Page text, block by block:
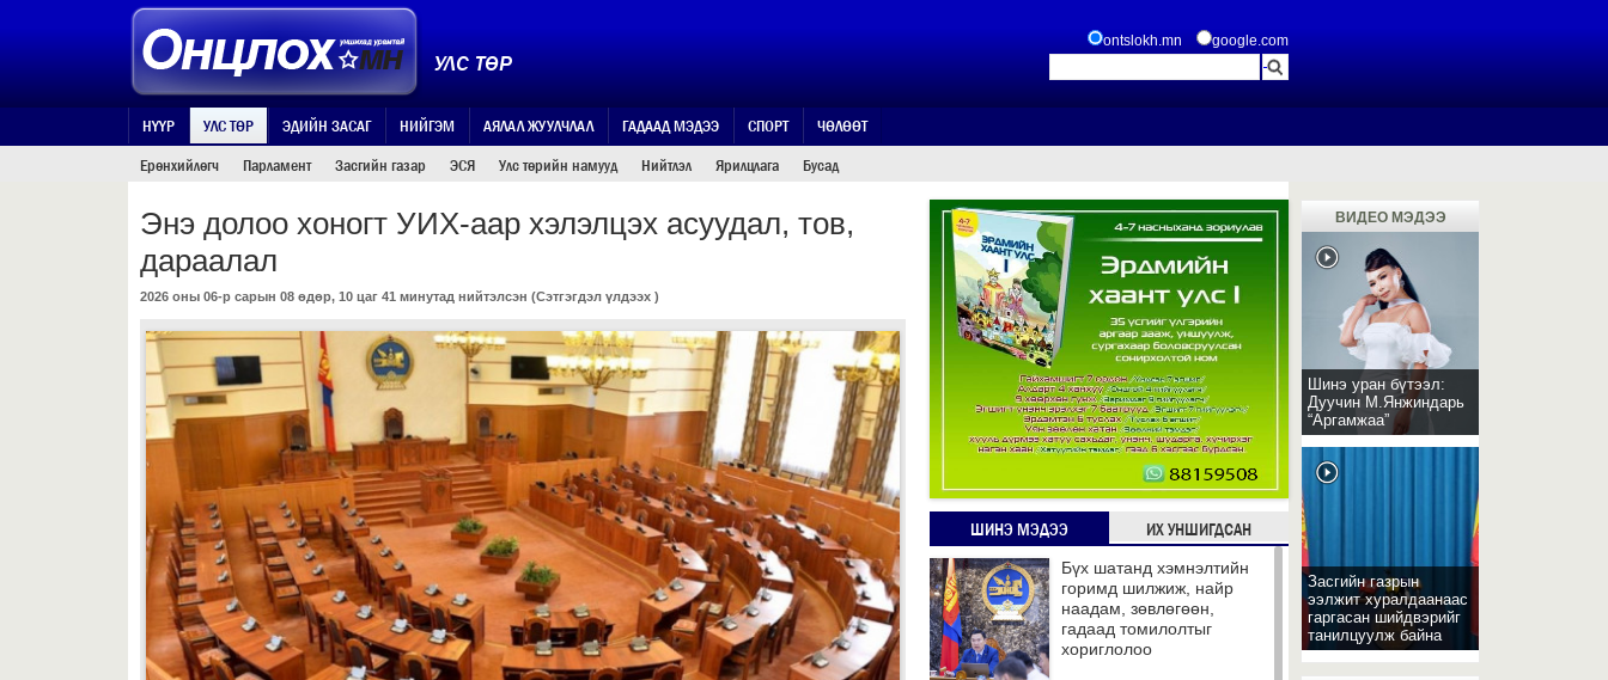
УЛС ТӨР
ontslokh.mn google.com
НҮҮР УЛС ТӨР ЭДИЙН ЗАСАГ НИЙГЭМ АЯЛАЛ ЖУУЛЧЛАЛ ГАДААД МЭДЭЭ СПОРТ
ЧӨЛӨӨТ
Ерөнхийлөгч
Парламент Засгийн газар ЭСЯ Улс төрийн намууд Нийтлэл Ярилцлага Бусад
Энэ долоо хоногт УИХ-аар хэлэлцэх асуудал, тов,
дараалал
2026 оны 06-р сарын 08 өдөр, 10 цаг 41 минутад нийтэлсэн (Сэтгэгдэл үлдээх )
ШИНЭ МЭДЭЭ ИХ УНШИГДСАН
Бүх шатанд хэмнэлтийн
горимд шилжиж, найр
наадам, зөвлөгөөн,
гадаад томилолтыг
хориглолоо
ВИДЕО МЭДЭЭ
Шинэ уран бүтээл:
Дуучин М.Янжиндарь
“Аргамжаа”
Засгийн газрын
ээлжит хуралдаанаас
гаргасан шийдвэрийг
танилцуулж байна